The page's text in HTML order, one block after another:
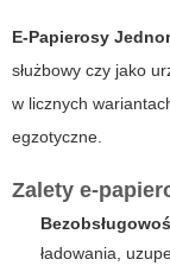
E-Papierosy
służbowy czy jako
w licznych
egzotyczne.
Zalety e-
ładowania,